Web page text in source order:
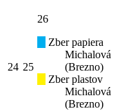
24 25
26
Zber papiera
Michalová
(Brezno)
Zber plastov
Michalová
(Brezno)